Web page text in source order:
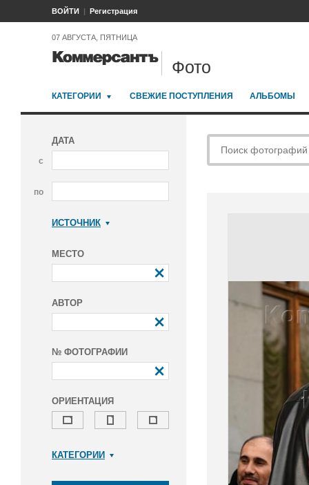
ВОЙТИ Регистрация
07 АВГУСТА, ПЯТНИЦА
Фото
КАТЕГОРИИ СВЕЖИЕ ПОСТУПЛЕНИЯ АЛЬБОМЫ
ДАТА
с
по
ИСТОЧНИК
МЕСТО
АВТОР
№ ФОТОГРАФИИ
ОРИЕНТАЦИЯ
КАТЕГОРИИ